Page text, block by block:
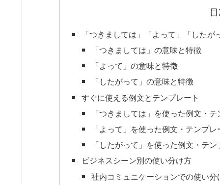
「つきましては」「よって」「した
「つきましては」の意味と特徴
「よって」の意味と特徴
「したがって」の意味と特徴
すぐに使える例文とテンプレート
「つきましては」を使った例文・
「よって」を使った例文・テンプレ
「したがって」を使った例文・テ
ビジネスシーン別の使い分け方
社内コミュニケーションでの使い分